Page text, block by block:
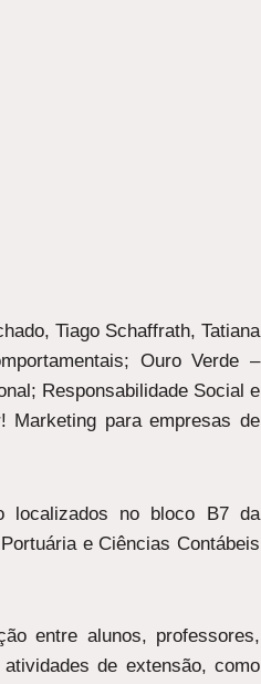
Tiago Schaffrath, Tatiana
Ouro Verde –
Responsabilidade Social e
Marketing para empresas de
localizados no bloco B7 da
e Ciências Contábeis
entre alunos, professores,
de extensão, como